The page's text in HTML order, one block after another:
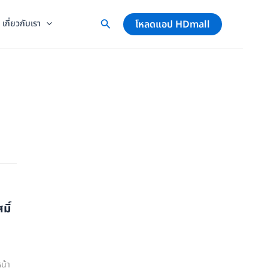
เกี่ยวกับเรา โหลดแอป HDmall
มิ์
า